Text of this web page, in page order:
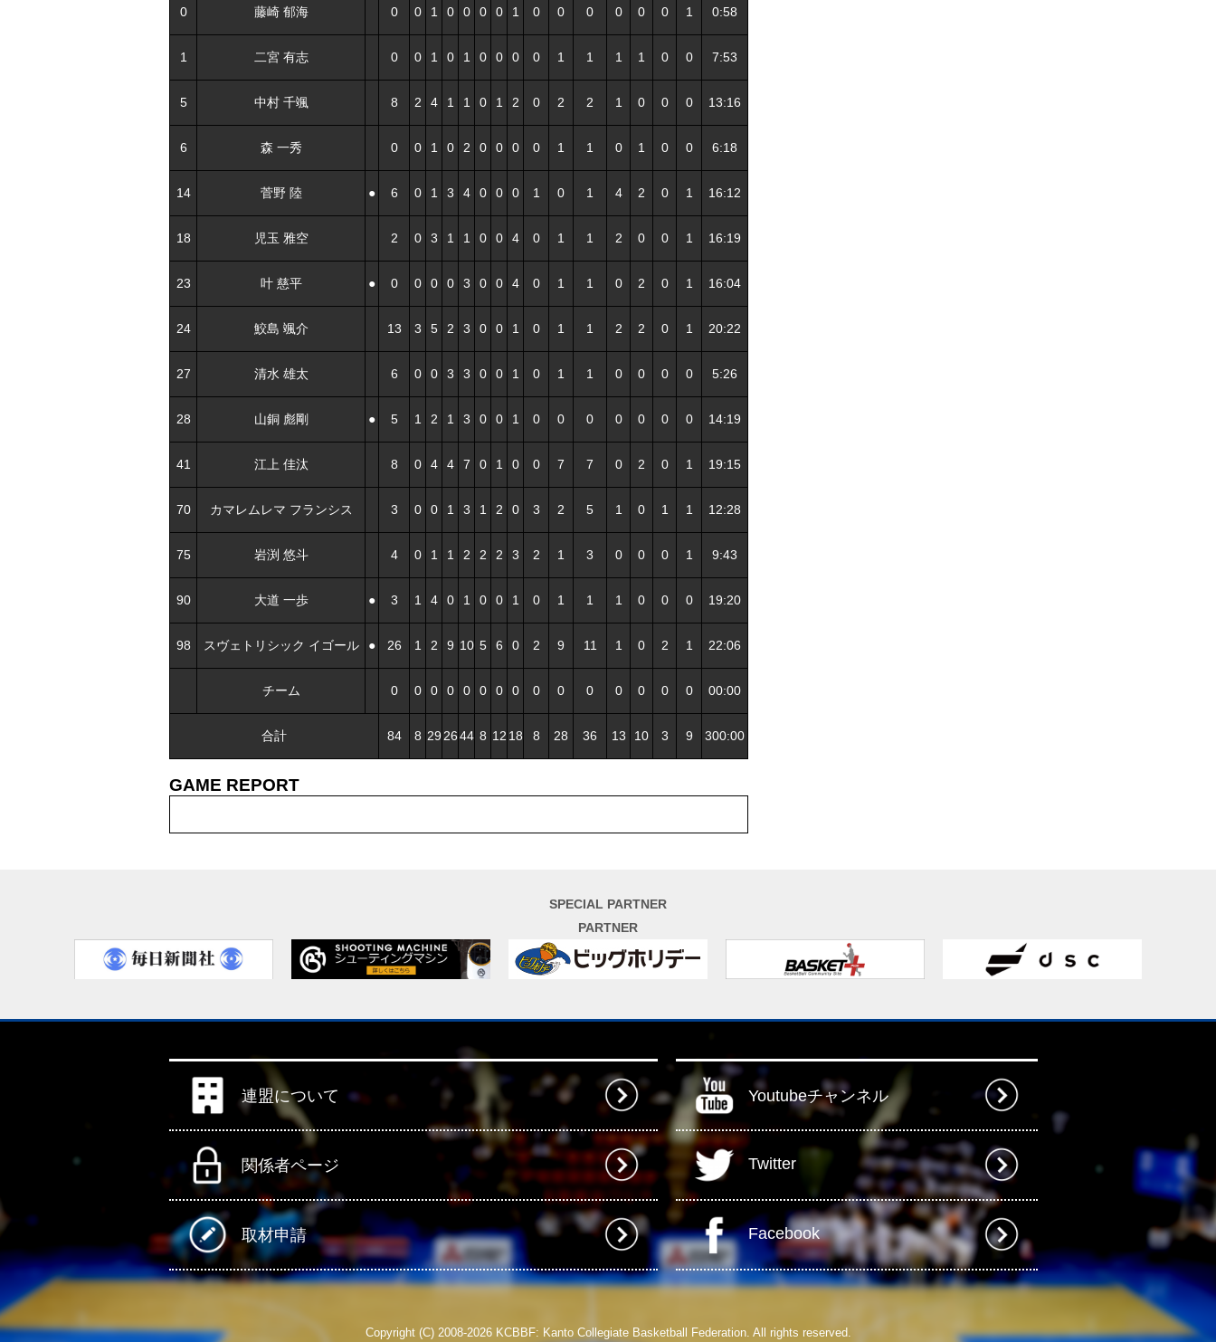
0 藤崎 郁海 0 0 1 0 0 0 0 1 0 0 0 0 0 0 1 0:58
1 二宮 有志 0 0 1 0 1 0 0 0 0 1 1 1 1 0 0 7:53
5 中村 千颯 8 2 4 1 1 0 1 2 0 2 2 1 0 0 0 13:16
6 森 一秀 0 0 1 0 2 0 0 0 0 1 1 0 1 0 0 6:18
14 菅野 陸 ● 6 0 1 3 4 0 0 0 1 0 1 4 2 0 1 16:12
18 児玉 雅空 2 0 3 1 1 0 0 4 0 1 1 2 0 0 1 16:19
23 叶 慈平 ● 0 0 0 0 3 0 0 4 0 1 1 0 2 0 1 16:04
24 鮫島 颯介 13 3 5 2 3 0 0 1 0 1 1 2 2 0 1 20:22
27 清水 雄太 6 0 0 3 3 0 0 1 0 1 1 0 0 0 0 5:26
28 山銅 彪剛 ● 5 1 2 1 3 0 0 1 0 0 0 0 0 0 0 14:19
41 江上 佳汰 8 0 4 4 7 0 1 0 0 7 7 0 2 0 1 19:15
70 カマレムレマ フランシス 3 0 0 1 3 1 2 0 3 2 5 1 0 1 1 12:28
75 岩渕 悠斗 4 0 1 1 2 2 2 3 2 1 3 0 0 0 1 9:43
90 大道 一歩 ● 3 1 4 0 1 0 0 1 0 1 1 1 0 0 0 19:20
98 スヴェトリシック イゴール ● 26 1 2 9 10 5 6 0 2 9 11 1 0 2 1 22:06
チーム 0 0 0 0 0 0 0 0 0 0 0 0 0 0 0 00:00
合計 84 8 29 2644 8 12 18 8 28 36 13 10 3 9 300:00
GAME REPORT
SPECIAL PARTNER
PARTNER
連盟について
関係者ページ
取材申請
Youtubeチャンネル
Twitter
Facebook
Copyright (C) 2008-2026 KCBBF: Kanto Collegiate Basketball Federation. All rights reserved.